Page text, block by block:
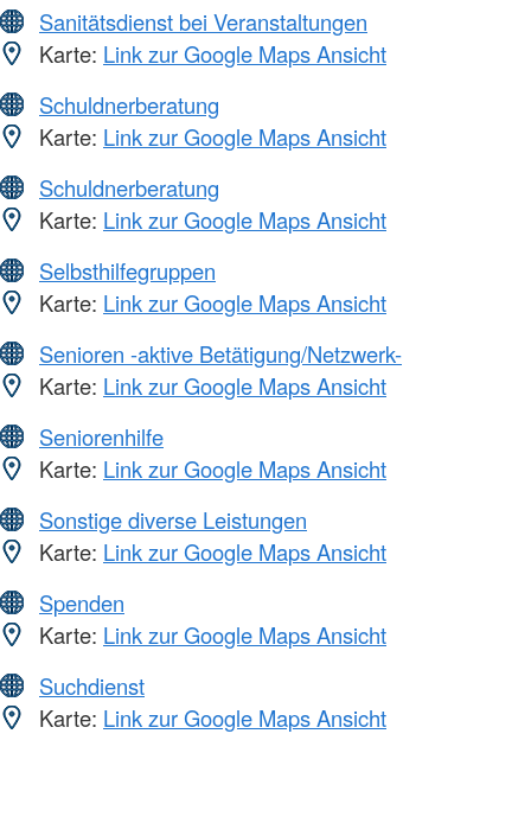
Sanitätsdienst bei Veranstaltungen
Karte: Link zur Google Maps Ansicht
Schuldnerberatung
Karte: Link zur Google Maps Ansicht
Schuldnerberatung
Karte: Link zur Google Maps Ansicht
Selbsthilfegruppen
Karte: Link zur Google Maps Ansicht
Senioren -aktive Betätigung/Netzwerk-
Karte: Link zur Google Maps Ansicht
Seniorenhilfe
Karte: Link zur Google Maps Ansicht
Sonstige diverse Leistungen
Karte: Link zur Google Maps Ansicht
Spenden
Karte: Link zur Google Maps Ansicht
Suchdienst
Karte: Link zur Google Maps Ansicht